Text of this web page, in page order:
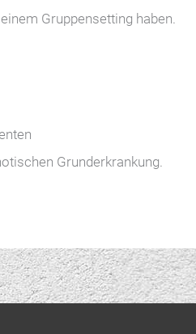
Gruppensetting haben.
Grunderkrankung.